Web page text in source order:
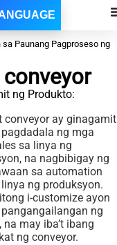
Paunang Pagproseso ng
conveyor
ng Produkto:
conveyor ay ginagamit
ng mga
sa linya ng
na nagbibigay ng
sa automation
ng produksyon.
i-customize ayon
ng
na may iba’t ibang
ng conveyor.